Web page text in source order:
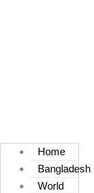
Home
Bangladesh
World